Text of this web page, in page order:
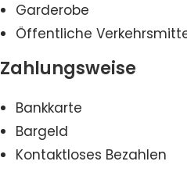
Garderobe
Öffentliche
Zahlungsweise
Bankkarte
Bargeld
Kontaktloses Bezahlen